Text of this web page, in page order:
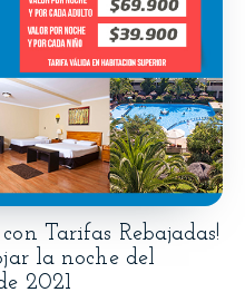
Tarifas Rebajadas!
la noche del
2021